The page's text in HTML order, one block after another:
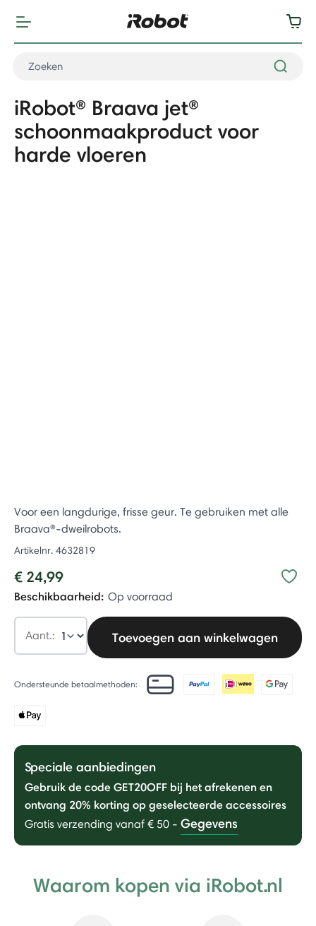
iRobot® Braava jet®
schoonmaakproduct voor
harde vloeren
Voor een langdurige, frisse geur. Te gebruiken met alle
Braava®-dweilrobots.
Artikelnr. 4632819
€ 24,99
Beschikbaarheid: Op voorraad
Aant.: Toevoegen aan winkelwagen
Ondersteunde betaalmethoden:
Speciale aanbiedingen
Gebruik de code GET20OFF bij het afrekenen en
ontvang 20% ​​korting op geselecteerde accessoires
Gratis verzending vanaf € 50 - Gegevens
Waarom kopen via iRobot.nl